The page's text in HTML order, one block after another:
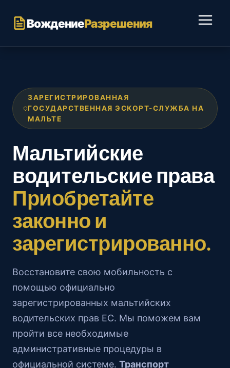
содержимому
ВождениеРазрешения
ЗАРЕГИСТРИРОВАННАЯ
ГОСУДАРСТВЕННАЯ ЭСКОРТ-СЛУЖБА НА
МАЛЬТЕ
Мальтийские
водительские права
Приобретайте
законно и
зарегистрированно.
Восстановите свою мобильность с
помощью официально
зарегистрированных мальтийских
водительских прав ЕС. Мы поможем вам
пройти все необходимые
административные процедуры в
официальной системе. Транспорт